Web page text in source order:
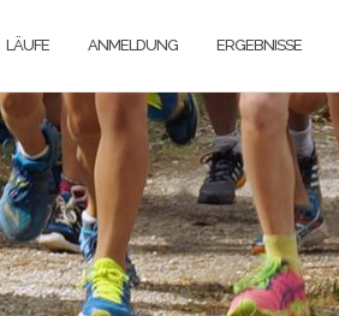
LÄUFE ANMELDUNG ERGEBNISSE